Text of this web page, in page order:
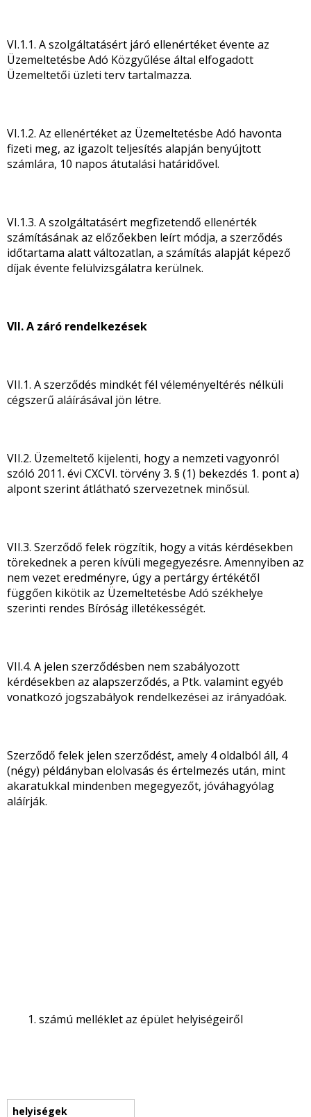
VI.1.1. A szolgáltatásért járó ellenértéket évente az
Üzemeltetésbe Adó Közgyűlése által elfogadott
Üzemeltetői üzleti terv tartalmazza.
VI.1.2. Az ellenértéket az Üzemeltetésbe Adó havonta
fizeti meg, az igazolt teljesítés alapján benyújtott
számlára, 10 napos átutalási határidővel.
VI.1.3. A szolgáltatásért megfizetendő ellenérték
számításának az előzőekben leírt módja, a szerződés
időtartama alatt változatlan, a számítás alapját képező
díjak évente felülvizsgálatra kerülnek.
VII. A záró rendelkezések
VII.1. A szerződés mindkét fél véleményeltérés nélküli
cégszerű aláírásával jön létre.
VII.2. Üzemeltető kijelenti, hogy a nemzeti vagyonról
szóló 2011. évi CXCVI. törvény 3. § (1) bekezdés 1. pont a)
alpont szerint átlátható szervezetnek minősül.
VII.3. Szerződő felek rögzítik, hogy a vitás kérdésekben
törekednek a peren kívüli megegyezésre. Amennyiben az
nem vezet eredményre, úgy a pertárgy értékétől
függően kikötik az Üzemeltetésbe Adó székhelye
szerinti rendes Bíróság illetékességét.
VII.4. A jelen szerződésben nem szabályozott
kérdésekben az alapszerződés, a Ptk. valamint egyéb
vonatkozó jogszabályok rendelkezései az irányadóak.
Szerződő felek jelen szerződést, amely 4 oldalból áll, 4
(négy) példányban elolvasás és értelmezés után, mint
akaratukkal mindenben megegyezőt, jóváhagyólag
aláírják.
számú melléklet az épület helyiségeiről